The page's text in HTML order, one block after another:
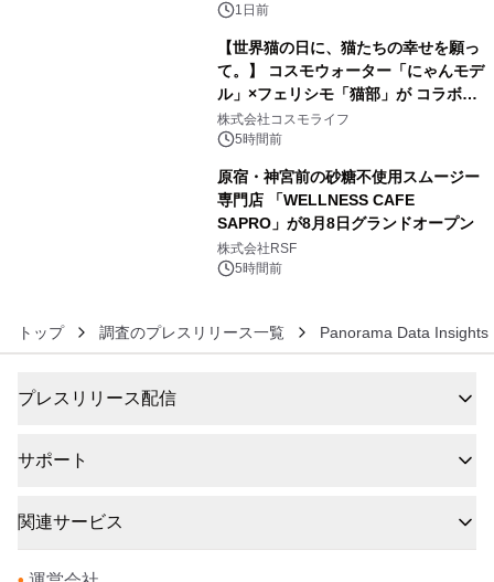
1日前
【世界猫の日に、猫たちの幸せを願っ
て。】 コスモウォーター「にゃんモデ
ル」×フェリシモ「猫部」が コラボキ
ャンペーンを実施
株式会社コスモライフ
5時間前
原宿・神宮前の砂糖不使用スムージー
専門店 「WELLNESS CAFE
SAPRO」が8月8日グランドオープン
株式会社RSF
5時間前
トップ 調査のプレスリリース一覧 Panorama Data Insights
プレスリリース配信
サポート
関連サービス